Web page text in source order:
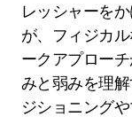
レッシャーを
が、フィジカ
ークアプロー
みと弱みを理
ジショニング